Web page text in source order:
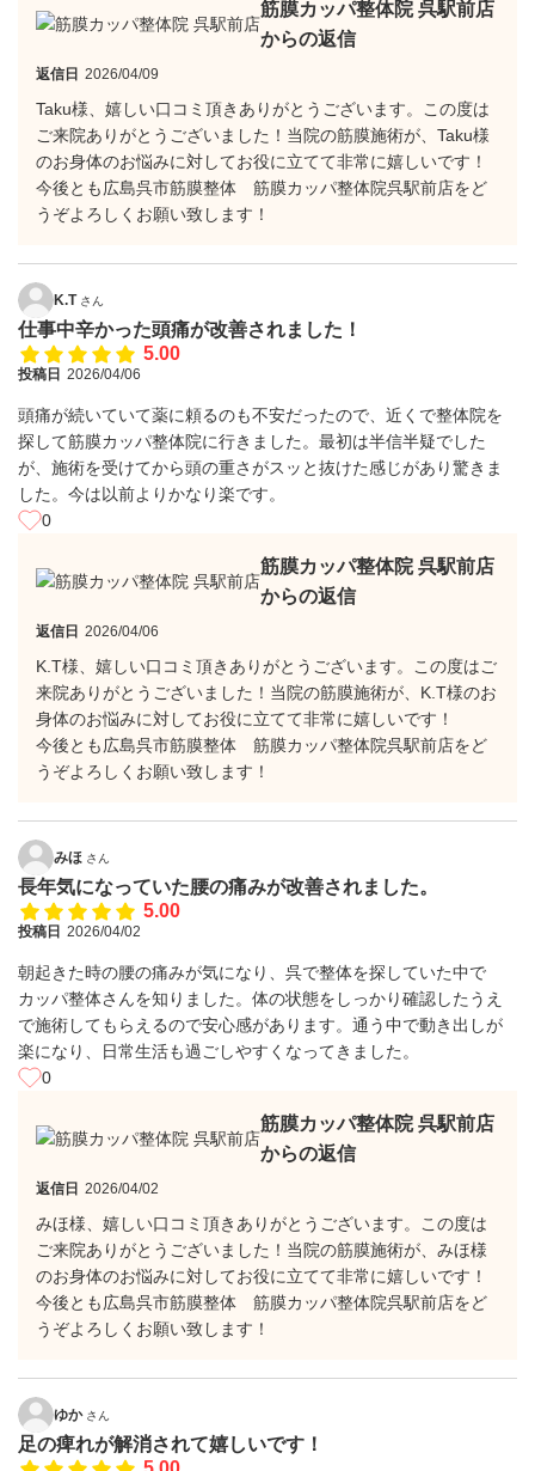
筋膜カッパ整体院 呉駅前店
からの返信
返信日 2026/04/09
Taku様、嬉しい口コミ頂きありがとうございます。この度は
ご来院ありがとうございました！当院の筋膜施術が、Taku様
のお身体のお悩みに対してお役に立てて非常に嬉しいです！
今後とも広島呉市筋膜整体 筋膜カッパ整体院呉駅前店をど
うぞよろしくお願い致します！
K.T さん
仕事中辛かった頭痛が改善されました！
5.00
投稿日 2026/04/06
頭痛が続いていて薬に頼るのも不安だったので、近くで整体院を
探して筋膜カッパ整体院に行きました。最初は半信半疑でした
が、施術を受けてから頭の重さがスッと抜けた感じがあり驚きま
した。今は以前よりかなり楽です。
0
筋膜カッパ整体院 呉駅前店
からの返信
返信日 2026/04/06
K.T様、嬉しい口コミ頂きありがとうございます。この度はご
来院ありがとうございました！当院の筋膜施術が、K.T様のお
身体のお悩みに対してお役に立てて非常に嬉しいです！
今後とも広島呉市筋膜整体 筋膜カッパ整体院呉駅前店をど
うぞよろしくお願い致します！
みほ さん
長年気になっていた腰の痛みが改善されました。
5.00
投稿日 2026/04/02
朝起きた時の腰の痛みが気になり、呉で整体を探していた中で
カッパ整体さんを知りました。体の状態をしっかり確認したうえ
で施術してもらえるので安心感があります。通う中で動き出しが
楽になり、日常生活も過ごしやすくなってきました。
0
筋膜カッパ整体院 呉駅前店
からの返信
返信日 2026/04/02
みほ様、嬉しい口コミ頂きありがとうございます。この度は
ご来院ありがとうございました！当院の筋膜施術が、みほ様
のお身体のお悩みに対してお役に立てて非常に嬉しいです！
今後とも広島呉市筋膜整体 筋膜カッパ整体院呉駅前店をど
うぞよろしくお願い致します！
ゆか さん
足の痺れが解消されて嬉しいです！